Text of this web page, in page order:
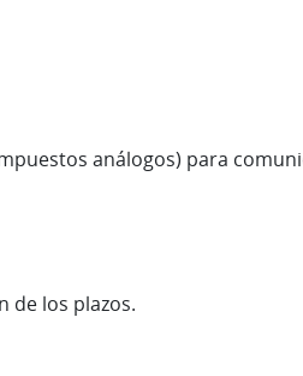
análogos) para
de los plazos.